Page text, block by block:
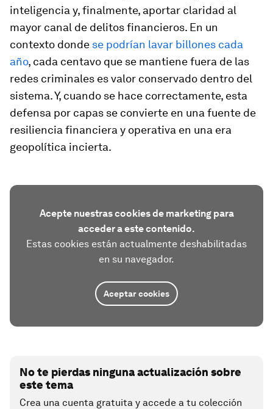
inteligencia y, finalmente, aportar claridad al
mayor canal de delitos financieros. En un
contexto donde se podrían lavar billones cada
año, cada centavo que se mantiene fuera de las
redes criminales es valor conservado dentro del
sistema. Y, cuando se hace correctamente, esta
defensa por capas se convierte en una fuente de
resiliencia financiera y operativa en una era
geopolítica incierta.
Acepte nuestras cookies de marketing para
acceder a este contenido.
Estas cookies están actualmente deshabilitadas
en su navegador.
Aceptar cookies
No te pierdas ninguna actualización sobre
este tema
Crea una cuenta gratuita y accede a tu colección